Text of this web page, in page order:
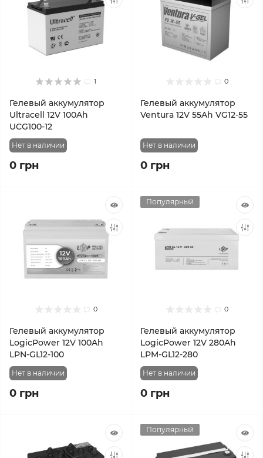
1
Гелевый аккумулятор
Ultracell 12V 100Ah
UCG100-12
Нет в наличии
0 грн
0
Гелевый аккумулятор
Ventura 12V 55Ah VG12-55
Нет в наличии
0 грн
0
Гелевый аккумулятор
LogicPower 12V 100Ah
LPN-GL12-100
Нет в наличии
0 грн
Популярный
0
Гелевый аккумулятор
LogicPower 12V 280Ah
LPM-GL12-280
Нет в наличии
0 грн
Популярный